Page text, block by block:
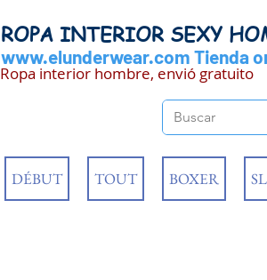
ROPA INTERIOR SEXY
www.elunderwear.com Tienda
Ropa interior hombre, envió gratuito
DÉBUT TOUT BOXER